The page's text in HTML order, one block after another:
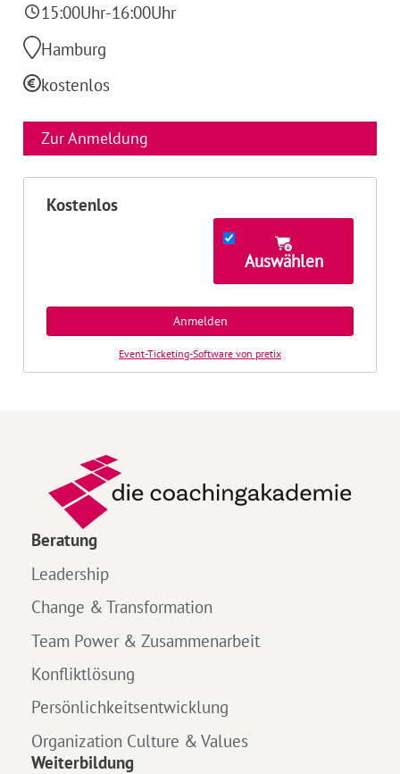
15:00Uhr-16:00Uhr
Hamburg
kostenlos
Zur Anmeldung
Kostenlos
Auswählen
Anmelden
Event-Ticketing-Software von pretix
Beratung
Leadership
Change & Transformation
Team Power & Zusammenarbeit
Konfliktlösung
Persönlichkeitsentwicklung
Organization Culture & Values
Weiterbildung